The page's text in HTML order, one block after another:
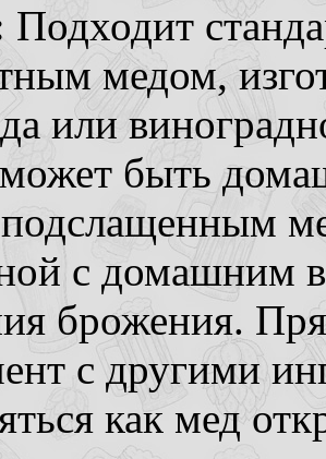
Подходит
медом,
или
быть
с домашним
брожения.
с другими
как мед